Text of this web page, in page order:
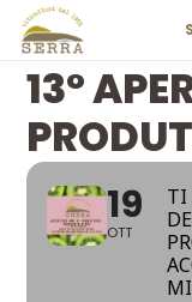
13°
19
OTT
TI